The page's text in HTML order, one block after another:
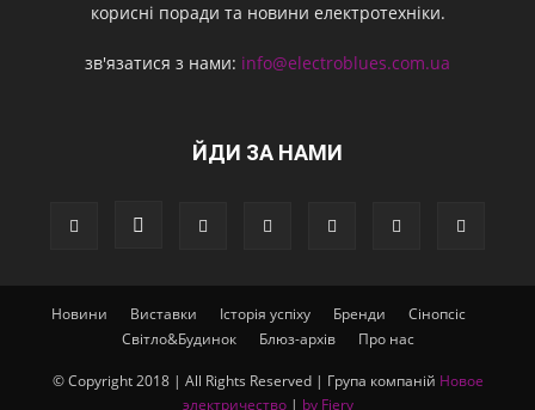
корисні поради та новини електротехніки.
зв'язатися з нами: info@electroblues.com.ua
ЙДИ ЗА НАМИ
Новини Виставки Історія успіху Бренди
Сінопсіс
Світло&Будинок
Блюз-архів Про нас
© Copyright 2018 | All Rights Reserved | Група компаній Новое
электричество| by Fiery